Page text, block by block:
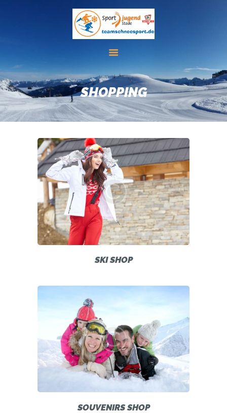
SHOPPING
DAS TEAM
FIS REGELN
INFOMATERIAL
AKTUELLES
LINKS
KONTAKT
SKI SHOP
SOUVENIRS SHOP